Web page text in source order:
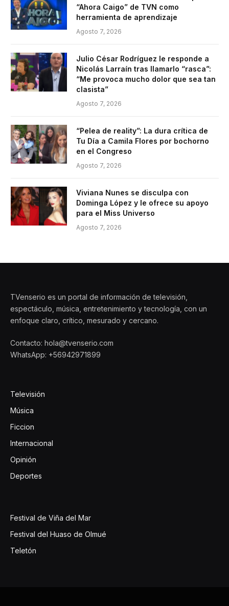
“Ahora Caigo” de TVN como
herramienta de aprendizaje
Agosto 7, 2026
Julio César Rodríguez le responde a
Nicolás Larraín tras llamarlo “rasca”:
“Me provoca mucho dolor que sea tan
clasista”
Agosto 7, 2026
“Pelea de reality”: La dura crítica de
Tu Día a Camila Flores por bochorno
en el Congreso
Agosto 7, 2026
Viviana Nunes se disculpa con
Dominga López y le ofrece su apoyo
para el Miss Universo
Agosto 7, 2026
TVenserio es un portal de información de televisión,
espectáculo, música, entretenimiento y tecnología, con un
enfoque claro, crítico, mesurado y cercano.
Contacto: hola@tvenserio.com
WhatsApp: +56942971899
Televisión
Música
Ficcion
Internacional
Opinión
Deportes
Festival de Viña del Mar
Festival del Huaso de Olmué
Teletón